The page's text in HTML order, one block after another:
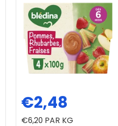
€2,48
€6,20 PAR KG